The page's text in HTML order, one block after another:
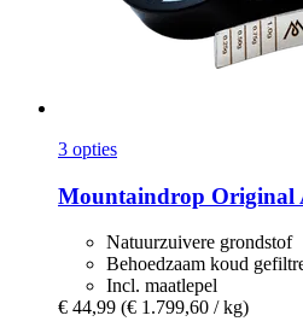
3 opties
Mountaindrop Original
Natuurzuivere grondstof
Behoedzaam koud
Incl. maatlepel
€ 44,99 (€ 1.799,60 / kg)